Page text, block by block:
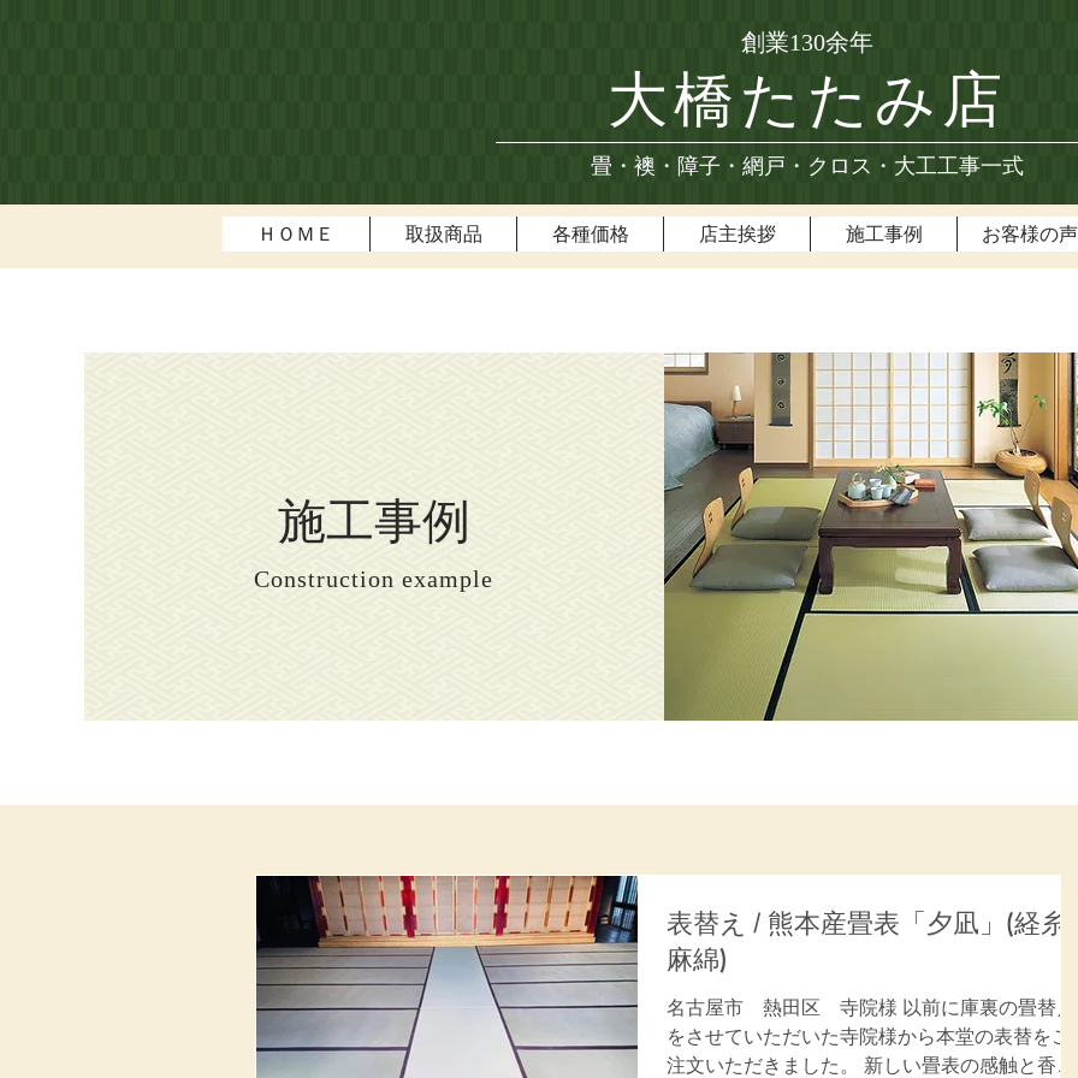
創業130余年
大橋たたみ店
畳・襖・障子・網戸・クロス・大工工事一式
ＨＯＭＥ 取扱商品 各種価格 店主挨拶 施工事例 お客様の声
施工事例
Construction example
表替え / 熊本産畳表「夕凪」(経糸:
麻綿)
名古屋市 熱田区 寺院様 以前に庫裏の畳替え
をさせていただいた寺院様から本堂の表替をご
注文いただきました。 新しい畳表の感触と香り